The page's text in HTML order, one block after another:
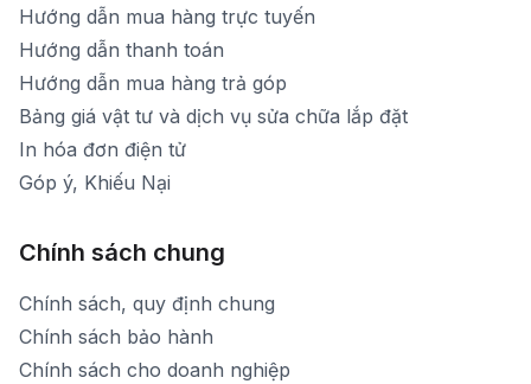
Hướng dẫn mua hàng trực tuyến
Hướng dẫn thanh toán
Hướng dẫn mua hàng trả góp
Bảng giá vật tư và dịch vụ sửa chữa lắp đặt
In hóa đơn điện tử
Góp ý, Khiếu Nại
Chính sách chung
Chính sách, quy định chung
Chính sách bảo hành
Chính sách cho doanh nghiệp